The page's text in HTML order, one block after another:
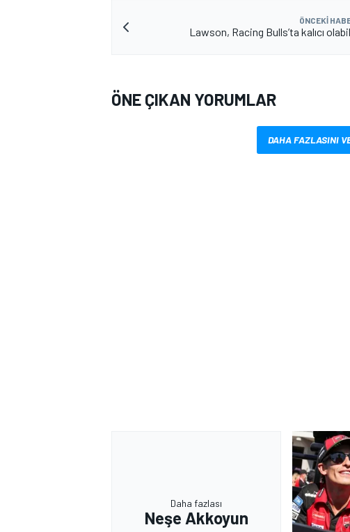
ÖNCEKI
Lawson, Racing Bulls’ta kalıcı
ÖNE ÇIKAN YORUMLAR
DAHA FAZLASINI
Daha fazlası
Neşe Akkoyun